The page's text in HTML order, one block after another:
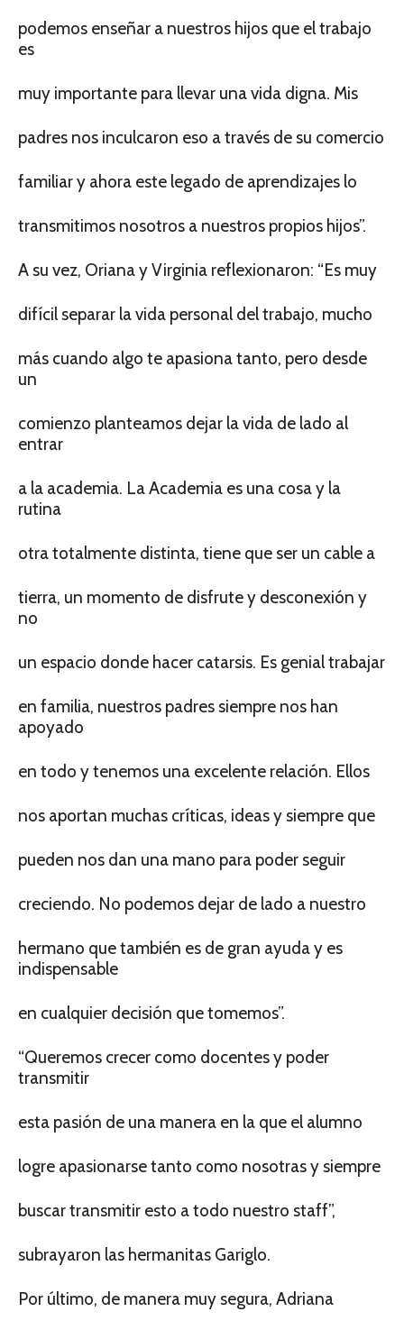
podemos enseñar a nuestros hijos que el trabajo
es
muy importante para llevar una vida digna. Mis
padres nos inculcaron eso a través de su comercio
familiar y ahora este legado de aprendizajes lo
transmitimos nosotros a nuestros propios hijos”.
A su vez, Oriana y Virginia reflexionaron: “Es muy
difícil separar la vida personal del trabajo, mucho
más cuando algo te apasiona tanto, pero desde
un
comienzo planteamos dejar la vida de lado al
entrar
a la academia. La Academia es una cosa y la
rutina
otra totalmente distinta, tiene que ser un cable a
tierra, un momento de disfrute y desconexión y
no
un espacio donde hacer catarsis. Es genial trabajar
en familia, nuestros padres siempre nos han
apoyado
en todo y tenemos una excelente relación. Ellos
nos aportan muchas críticas, ideas y siempre que
pueden nos dan una mano para poder seguir
creciendo. No podemos dejar de lado a nuestro
hermano que también es de gran ayuda y es
indispensable
en cualquier decisión que tomemos”.
“Queremos crecer como docentes y poder
transmitir
esta pasión de una manera en la que el alumno
logre apasionarse tanto como nosotras y siempre
buscar transmitir esto a todo nuestro staff”,
subrayaron las hermanitas Gariglo.
Por último, de manera muy segura, Adriana